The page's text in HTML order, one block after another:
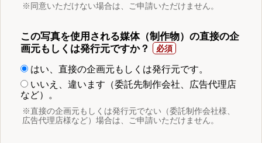
※同意いただけない場合は、ご申請いただけません。
この写真を使用される媒体（制作物）の直接の企
画元もしくは発行元ですか？
はい、直接の企画元もしくは発行元です。
いいえ、違います（委託先制作会社、広告代理店
など）。
※直接の企画元もしくは発行元でない（委託制作会社様、
広告代理店様など）場合は、ご申請いただけません。